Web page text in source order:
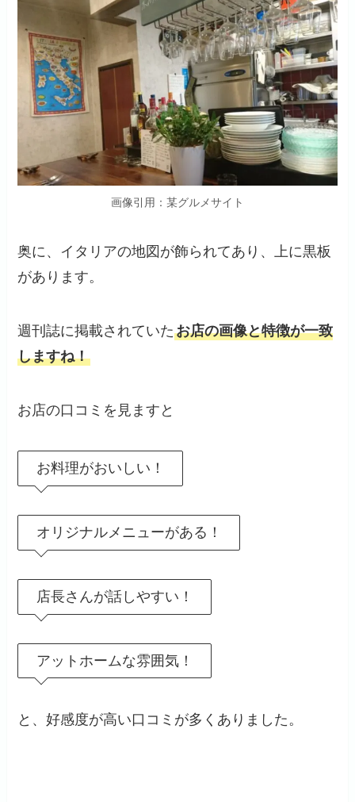
画像引用：某グルメサイト
奥に、イタリアの地図が飾られてあり、上に黒板
があります。
週刊誌に掲載されていたお店の画像と特徴が一致
しますね！
お店の口コミを見ますと
お料理がおいしい！
オリジナルメニューがある！
店長さんが話しやすい！
アットホームな雰囲気！
と、好感度が高い口コミが多くありました。